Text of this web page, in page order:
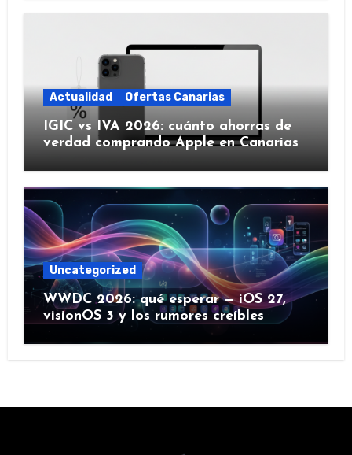
Actualidad Ofertas Canarias
IGIC vs IVA 2026: cuánto ahorras de
verdad comprando Apple en Canarias
Uncategorized
WWDC 2026: qué esperar — iOS 27,
visionOS 3 y los rumores creíbles